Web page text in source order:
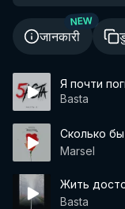
जानकारी
NEW
Я почти
Basta
Сколько бы
Marsel
Жить
Basta